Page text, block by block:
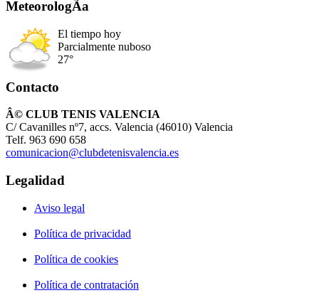
MeteorologÃ­a
El tiempo hoy
Parcialmente nuboso
27°
Contacto
Â© CLUB TENIS VALENCIA
C/ Cavanilles nº7, accs. Valencia (46010) Valencia
Telf. 963 690 658
comunicacion@clubdetenisvalencia.es
Legalidad
Aviso legal
Política de privacidad
Política de cookies
Política de contratación